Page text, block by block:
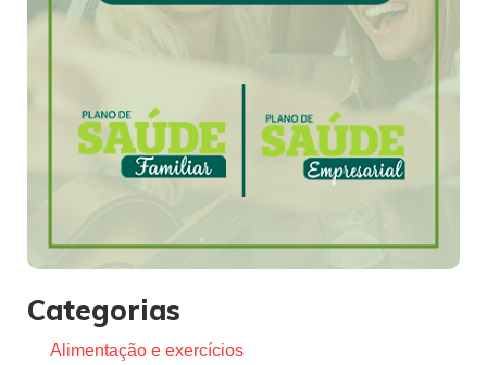
Categorias
Alimentação e exercícios